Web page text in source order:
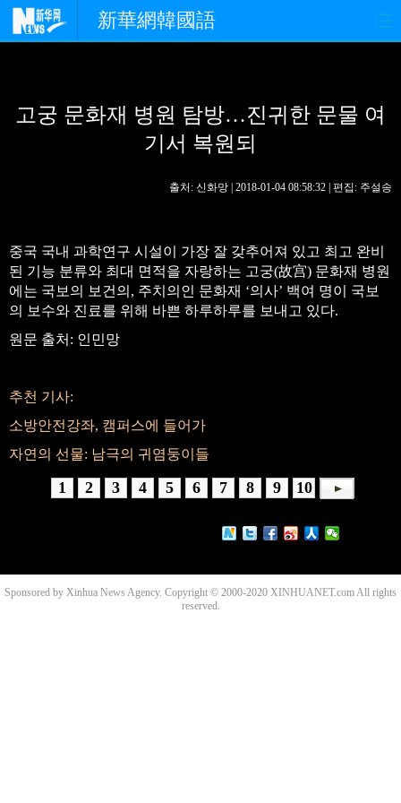
新華網韓國語
경제 사회 포토
핫 TV
생생 중국어
고궁 문화재 병원 탐방…진귀한 문물 여
기서 복원되
출처: 신화망 | 2018-01-04 08:58:32 | 편집: 주설송
중국 국내 과학연구 시설이 가장 잘 갖추어져 있고 최고 완비
된 기능 분류와 최대 면적을 자랑하는 고궁(故宫) 문화재 병원
에는 국보의 보건의, 주치의인 문화재 ‘의사’ 백여 명이 국보
의 보수와 진료를 위해 바쁜 하루하루를 보내고 있다.
원문 출처: 인민망
추천 기사:
소방안전강좌, 캠퍼스에 들어가
자연의 선물: 남극의 귀염둥이들
1 2 3 4 5 6 7 8 9 10